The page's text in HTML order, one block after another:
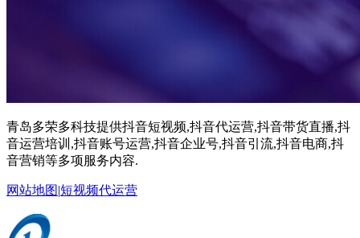
青岛多荣多科技提供抖音短视频,抖音代运营,抖音带货直播,抖
音运营培训,抖音账号运营,抖音企业号,抖音引流,抖音电商,抖
音营销等多项服务内容.
网站地图|短视频代运营